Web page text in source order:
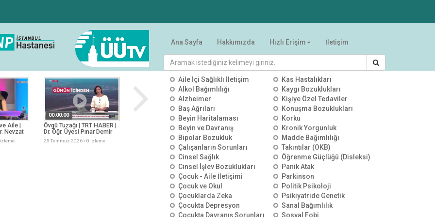
Ana Sayfa Hakkımızda Hızlı Erişim İletişim
tümü
Aile |
Nevzat
00:00:00
Övgü Tuzağı | TRT HABER |
Dr. Öğr. Üyesi Pınar Demir
Asma
25 Temmuz 2026 0 izleme
Görünmeyen Tehlike
Kimyasal İçerikler | TV100 |
Dr. Öğr. Üyesi Salih Tuncay
25 Temmuz 2026 0 izleme
YKS Sonuçları Sonrası
Tercih Stratejileri | TV100 |
Uzman Psikolojik Danışman
Özgür Akoğlan
25 Temmuz 2026 0 izleme
YKS Sonuçları Sonrası
Tercih Stratejileri | ÜLKE TV |
Uzman Psikolojik Danışman
Özgür Akoğlan
25 Temmuz 2026
KATEGORİLER
Aile İçi Sağlıklı İletişim
Alkol Bağımlılığı
Alzheimer
Baş Ağrıları
Beyin Haritalaması
Beyin ve Davranış
Bipolar Bozukluk
Çalışanların Sorunları
Cinsel Sağlık
Cinsel İşlev Bozuklukları
Çocuk - Aile İletişimi
Çocuk ve Okul
Çocuklarda Zeka
Çocukta Depresyon
Çocukta Davranış Sorunları
Kas Hastalıkları
Kaygı Bozuklukları
Kişiye Özel Tedaviler
Konuşma Bozuklukları
Korku
Kronik Yorgunluk
Madde Bağımlılığı
Takıntılar (OKB)
Öğrenme Güçlüğü (Disleksi)
Panik Atak
Parkinson
Politik Psikoloji
Psikiyatride Genetik
Sanal Bağımlılık
Sosyal Fobi